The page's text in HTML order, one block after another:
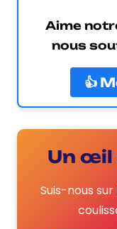
Aime
nous
👍
Un œil
Suis-nous